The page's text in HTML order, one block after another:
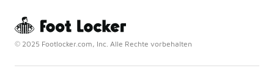
© 2025 Footlocker.com, Inc. Alle Rechte vorbehalten